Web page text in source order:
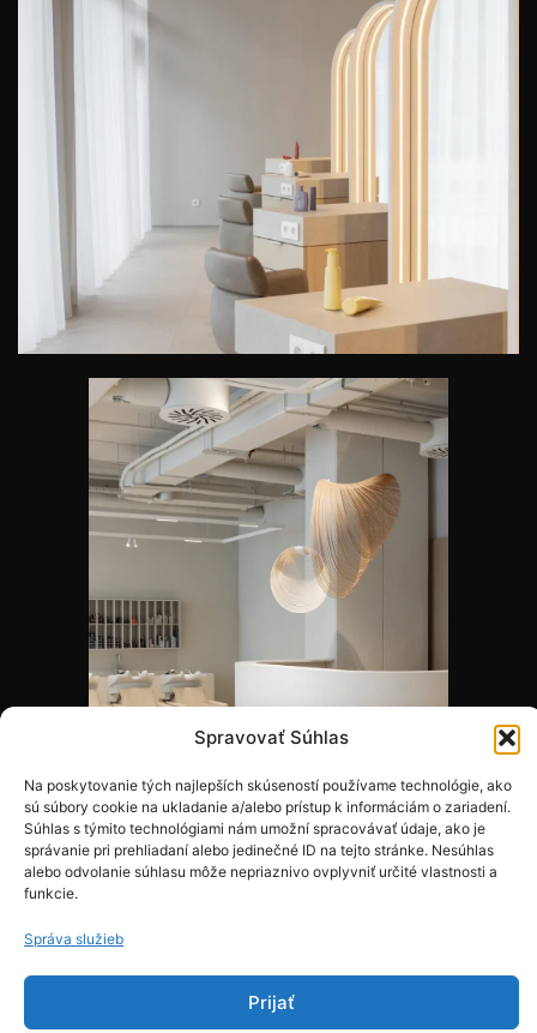
Spravovať Súhlas
Na poskytovanie tých najlepších skúseností používame technológie, ako
sú súbory cookie na ukladanie a/alebo prístup k informáciám o zariadení.
Súhlas s týmito technológiami nám umožní spracovávať údaje, ako je
správanie pri prehliadaní alebo jedinečné ID na tejto stránke. Nesúhlas
alebo odvolanie súhlasu môže nepriaznivo ovplyvniť určité vlastnosti a
funkcie.
Správa služieb
Prijať